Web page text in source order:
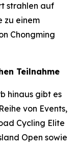
strahlen auf
zu einem
Chongming
Teilnahme
hinaus gibt es
von Events,
Cycling Elite
Open sowie